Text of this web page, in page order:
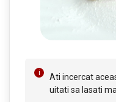
Ati incercat
uitati sa lasati